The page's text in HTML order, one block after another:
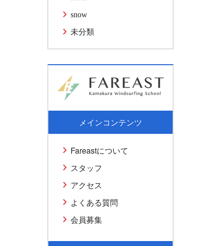
snow
未分類
メインコンテンツ
Fareastについて
スタッフ
アクセス
よくある質問
会員募集